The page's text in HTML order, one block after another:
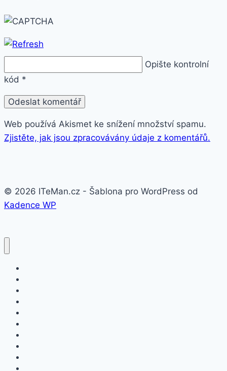
Opište kontrolní
kód *
Web používá Akismet ke snížení množství spamu.
Zjistěte, jak jsou zpracovávány údaje z komentářů.
© 2026 ITeMan.cz - Šablona pro WordPress od
Kadence WP